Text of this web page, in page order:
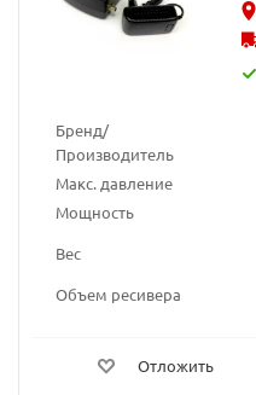
Бренд/
Производитель
Макс. давление
Мощность
Вес
Объем ресивера
Отложить